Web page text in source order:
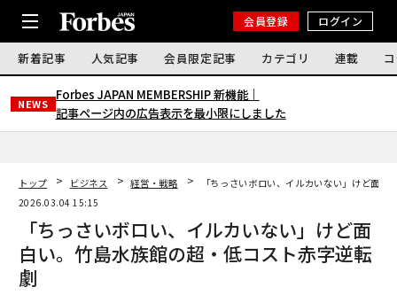
会員登録 ログイン
新着記事 人気記事 会員限定記事 カテゴリ 連載
NEWS
Forbes JAPAN MEMBERSHIP 新機能｜
記事ページ内の広告表示を最小限にしました
トップ ビジネス 経営・戦略
「ちっさいボロい、イルカいない」けど面
2026.03.04 15:15
「ちっさいボロい、イルカいない」けど面
白い。竹島水族館の超・低コスト赤字逆転
劇